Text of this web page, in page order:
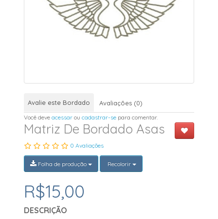
Avalie este Bordado Avaliações (0)
Você deveacessar oucadastrar-se para comentar.
Matriz De Bordado Asas
0 Avaliações
Folha de produção Recolorir
R$15,00
DESCRIÇÃO